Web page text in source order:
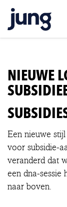
KLANTEN
TEAM &
CONTACT
IN
NIEUWE
Een nieuwe
voor subsidie-
veranderd dat
een dna-sessie
naar boven.